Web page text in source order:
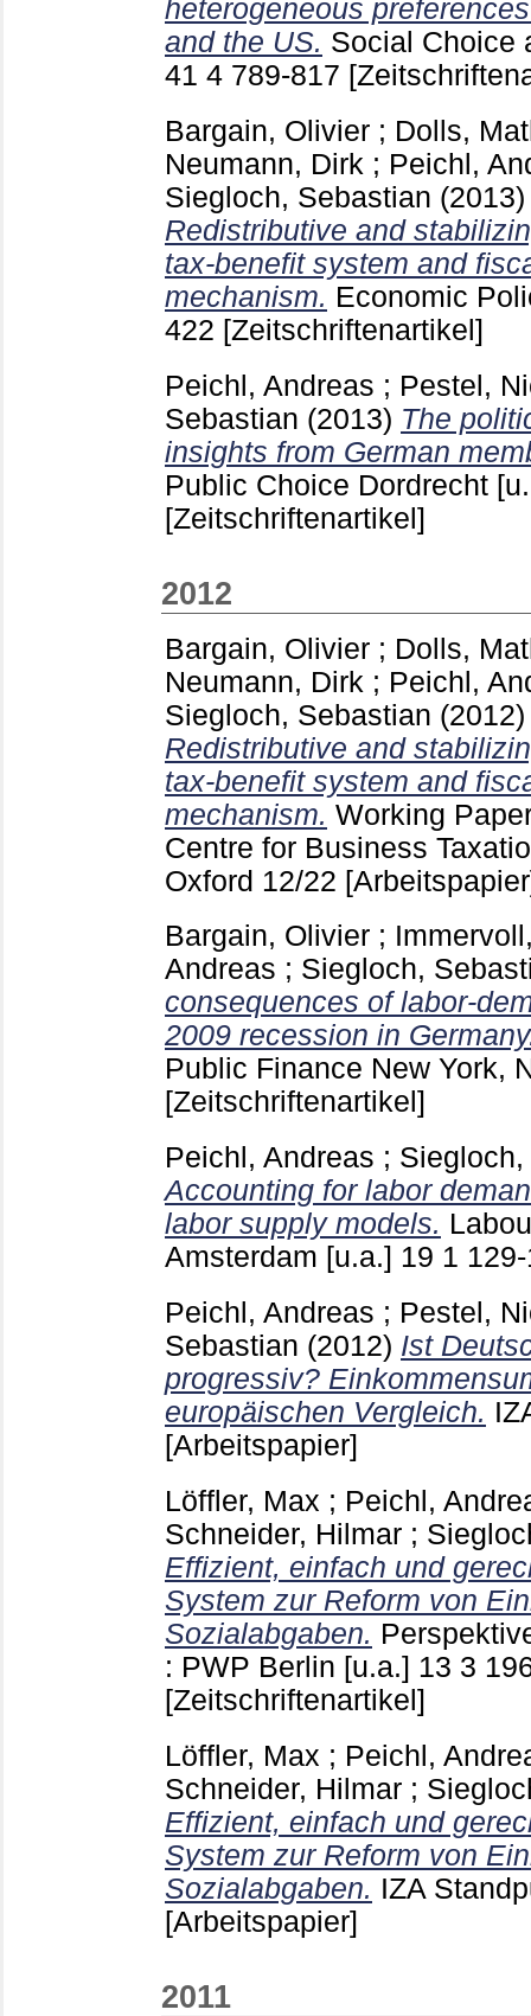
heterogeneous
and the US. Social Choice
41 4 789-817
Bargain, Olivier ; Dolls,
Neumann, Dirk ; Peichl,
Siegloch, Sebastian
Redistributive and
tax-benefit system and
mechanism. Economic
422 [Zeitschriftenartikel]
Peichl, Andreas ; Pestel,
Sebastian (2013) The
insights from German
Public Choice Dordrecht
[Zeitschriftenartikel]
2012
Bargain, Olivier ; Dolls,
Neumann, Dirk ; Peichl,
Siegloch, Sebastian
Redistributive and
tax-benefit system and
mechanism. Working
Centre for Business
Oxford 12/22
Bargain, Olivier ;
Andreas ; Siegloch,
consequences of labor-
2009 recession in
Public Finance New York,
[Zeitschriftenartikel]
Peichl, Andreas ;
Accounting for labor
labor supply models.
Amsterdam [u.a.] 19 1
Peichl, Andreas ; Pestel,
Sebastian (2012) Ist
progressiv?
europäischen Vergleich.
[Arbeitspapier]
Löffler, Max ; Peichl,
Schneider, Hilmar ;
Effizient, einfach und
System zur Reform von
Sozialabgaben.
: PWP Berlin [u.a.] 13 3
[Zeitschriftenartikel]
Löffler, Max ; Peichl,
Schneider, Hilmar ;
Effizient, einfach und
System zur Reform von
Sozialabgaben. IZA
[Arbeitspapier]
2011